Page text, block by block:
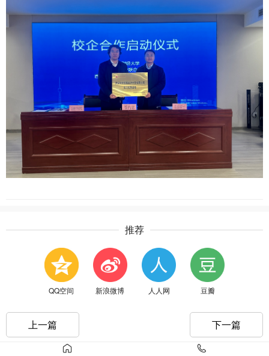
推荐
QQ空间 新浪微博 人人网 豆瓣
上一篇 下一篇